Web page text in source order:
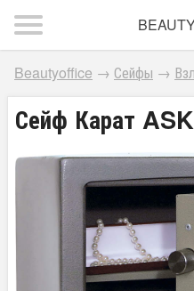
Beautyoffice → Сейфы →
Сейф Карат